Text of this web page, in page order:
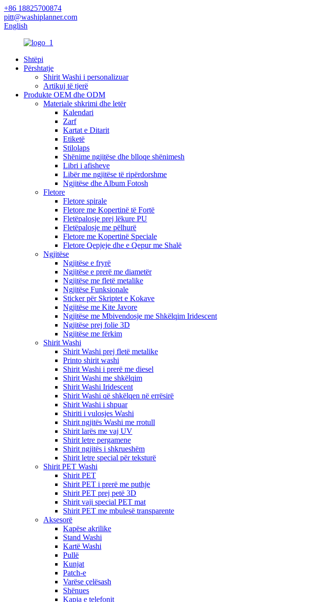
+86 18825700874
pitt@washiplanner.com
English
Shtëpi
Përshtatje
Shirit Washi i personalizuar
Artikuj të tjerë
Produkte OEM dhe ODM
Materiale shkrimi dhe letër
Kalendari
Zarf
Kartat e Ditarit
Etiketë
Stilolaps
Shënime ngjitëse dhe blloqe shënimesh
Libri i afisheve
Libër me ngjitëse të ripërdorshme
Ngjitëse dhe Album Fotosh
Fletore
Fletore spirale
Fletore me Kopertinë të Fortë
Fletëpalosje prej lëkure PU
Fletëpalosje me pëlhurë
Fletore me Kopertinë Speciale
Fletore Qepjeje dhe e Qepur me Shalë
Ngjitëse
Ngjitëse e fryrë
Ngjitëse e prerë me diametër
Ngjitëse me fletë metalike
Ngjitëse Funksionale
Sticker për Skriptet e Kokave
Ngjitëse me Kite Javore
Ngjitëse me Mbivendosje me Shkëlqim Iridescent
Ngjitëse prej folie 3D
Ngjitëse me fërkim
Shirit Washi
Shirit Washi prej fletë metalike
Printo shirit washi
Shirit Washi i prerë me diesel
Shirit Washi me shkëlqim
Shirit Washi Iridescent
Shirit Washi që shkëlqen në errësirë
Shirit Washi i shpuar
Shiriti i vulosjes Washi
Shirit ngjitës Washi me rrotull
Shirit larës me vaj UV
Shirit letre pergamene
Shirit ngjitës i shkrueshëm
Shirit letre special për teksturë
Shirit PET Washi
Shirit PET
Shirit PET i prerë me puthje
Shirit PET prej petë 3D
Shirit vaji special PET mat
Shirit PET me mbulesë transparente
Aksesorë
Kapëse akrilike
Stand Washi
Kartë Washi
Pullë
Kunjat
Patch-e
Varëse çelësash
Shënues
Kapja e telefonit